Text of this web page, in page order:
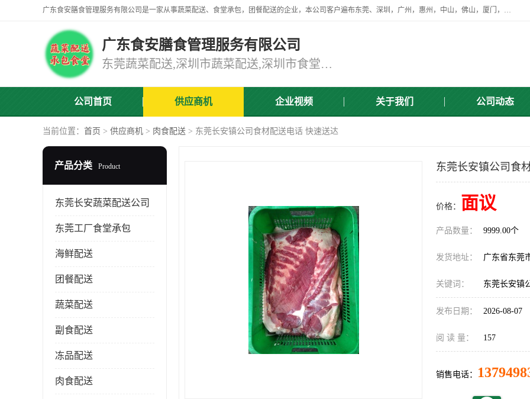
广东食安膳食管理服务有限公司是一家从事蔬菜配送、食堂承包，团餐配送的企业，本公司客户遍布东莞、深圳，广州，惠州，中山，佛山，厦门，肇庆，江门，清远等地，资质齐全，提供学校、工厂、医院、企业、地铁、大型超市、商场、单位、消防队、监狱食堂饭堂蔬菜配送，集新鲜蔬菜、新鲜肉类、粮油、瓜果 、干货 、水产、冻品、粮油、调味品、日用品、调味品及进口冷冻食品为主的原料供应商等为一体的化配送服务机构！
广东食安膳食管理服务有限公司
东莞蔬菜配送,深圳市蔬菜配送,深圳市食堂承包,深圳市宝安蔬菜配送,东莞工厂食堂承包,东莞蔬菜配送公司,东莞长安蔬菜配送公司
公司首页 供应商机 企业视频 关于我们 公司动态
当前位置： 首页 > 供应商机 > 肉食配送 > 东莞长安镇公司食材配送电话 快速送达
产品分类 Product
东莞长安蔬菜配送公司
东莞工厂食堂承包
海鲜配送
团餐配送
蔬菜配送
副食配送
冻品配送
肉食配送
东莞长安镇公司食
价格： 面议
产品数量： 9999.00个
发货地址： 广东省东莞
关键词： 东莞长安镇
发布日期： 2026-08-07
阅 读 量： 157
销售电话：